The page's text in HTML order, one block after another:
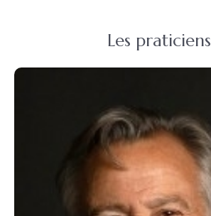
Les praticiens